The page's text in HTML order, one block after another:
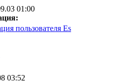
01:00
пользователя Es
03:52